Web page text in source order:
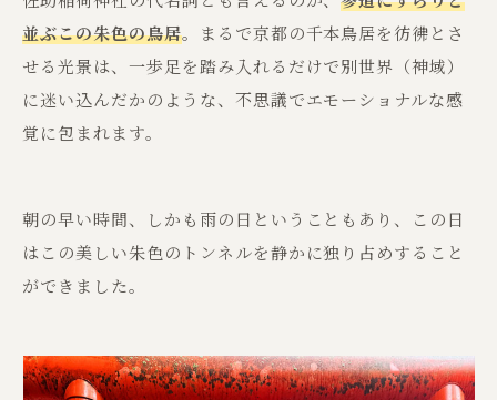
並ぶこの朱色の鳥居。まるで京都の千本鳥居を彷彿とさ
せる光景は、一歩足を踏み入れるだけで別世界（神域）
に迷い込んだかのような、不思議でエモーショナルな感
覚に包まれます。
朝の早い時間、しかも雨の日ということもあり、この日
はこの美しい朱色のトンネルを静かに独り占めすること
ができました。